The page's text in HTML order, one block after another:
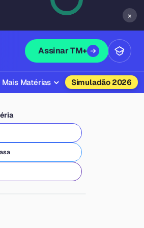
×
Assinar TM+
Mais Matérias Simuladão 2026